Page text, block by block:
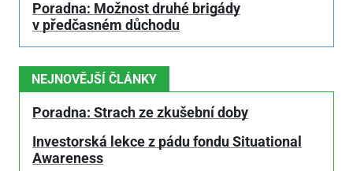
NEJNOVĚJŠÍ ČLÁNKY
Poradna: Strach ze zkušební doby
Investorská lekce z pádu fondu Situational
Awareness
Poradna: Možnost druhé brigády
v předčasném důchodu